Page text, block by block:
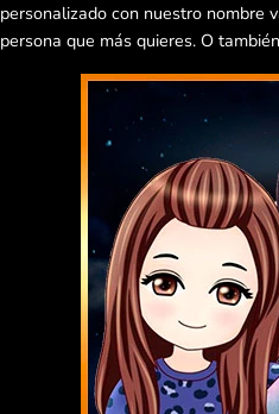
personalizado con nuestro nombre
persona que más quieres. O